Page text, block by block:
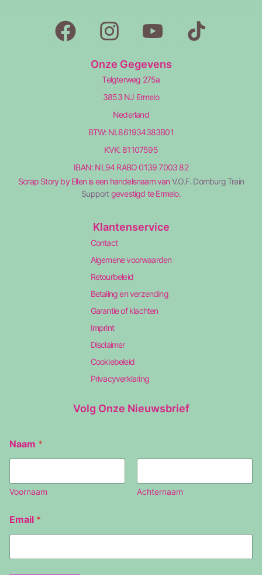
Onze Gegevens
Telgterweg 275a
3853 NJ Ermelo
Nederland
BTW: NL861934383B01
KVK: 81107595
IBAN: NL94 RABO 0139 7003 82
Scrap Story by Ellen is een handelsnaam van V.O.F. Domburg Train
Supportgevestigd te Ermelo.
Klantenservice
Contact
Algemene voorwaarden
Retourbeleid
Betaling en verzending
Garantie of klachten
Imprint
Disclaimer
Cookiebeleid
Privacyverklaring
Volg Onze Nieuwsbrief
a
a
E
m
l
Naam *
Voornaam Achternaam
Email *